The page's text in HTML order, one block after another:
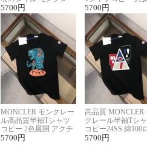
ルコピー半袖Tシャツ
5700 円
用 着回し抜群
5700 円
MONCLER モンクレー
ル高品質半袖Tシャツ
コピー 2色展開 アクチ
ィブなスタイル
5700 円
高品質 MONCLER
クレール半袖Tシ
コピー24SS 綿100
プリント 2色展開
5700 円